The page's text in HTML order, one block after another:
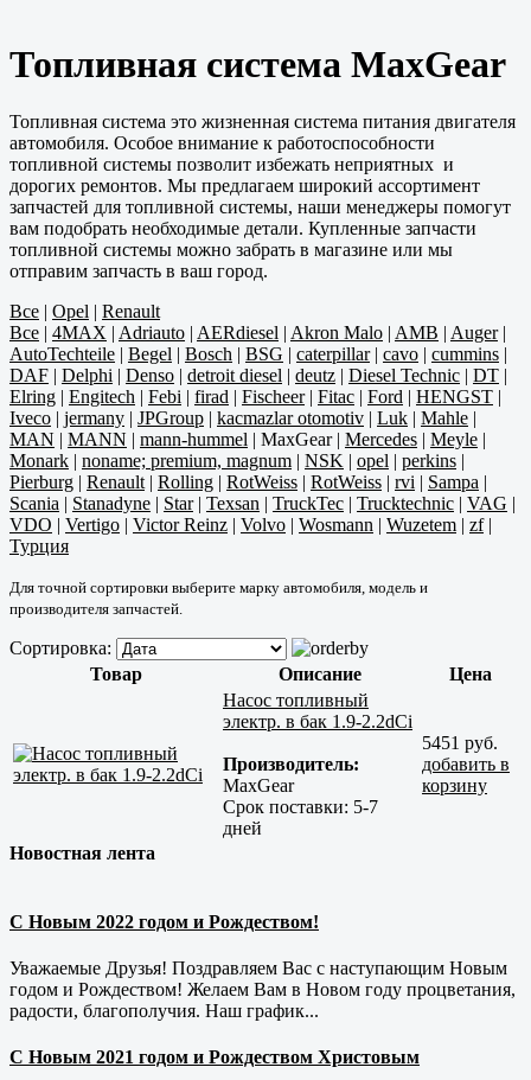
Топливная система MaxGear
Топливная система это жизненная система питания двигателя
автомобиля. Особое внимание к работоспособности
топливной системы позволит избежать неприятных и
дорогих ремонтов. Мы предлагаем широкий ассортимент
запчастей для топливной системы, наши менеджеры помогут
вам подобрать необходимые детали. Купленные запчасти
топливной системы можно забрать в магазине или мы
отправим запчасть в ваш город.
Все | Opel | Renault
Все | 4MAX | Adriauto | AERdiesel | Akron Malo | AMB | Auger|
AutoTechteile | Begel | Bosch | BSG | caterpillar| cavo | cummins |
DAF | Delphi | Denso | detroit diesel | deutz | Diesel Technic | DT |
Elring | Engitech | Febi | firad | Fischeer| Fitac | Ford | HENGST |
Iveco | jermany | JPGroup | kacmazlar otomotiv | Luk | Mahle |
MAN | MANN | mann-hummel | MaxGear| Mercedes | Meyle |
Monark | noname; premium, magnum | NSK | opel | perkins |
Pierburg | Renault | Rolling | RotWeiss | RotWeiss | rvi | Sampa |
Scania | Stanadyne | Star| Texsan | TruckTec | Trucktechnic | VAG |
VDO | Vertigo | Victor Reinz | Volvo | Wosmann | Wuzetem | zf|
Турция
Для точной сортировки выберите марку автомобиля, модель и
производителя запчастей.
Сортировка:
Товар
Описание
Цена
Насос топливный
электр. в бак 1.9-2.2dCi
Производитель:
MaxGear
Срок поставки: 5-7
дней
5451 руб.
добавить в
корзину
Новостная лента
С Новым 2022 годом и Рождеством!
Уважаемые Друзья! Поздравляем Вас с наступающим Новым
годом и Рождеством! Желаем Вам в Новом году процветания,
радости, благополучия. Наш график...
С Новым 2021 годом и Рождеством Христовым